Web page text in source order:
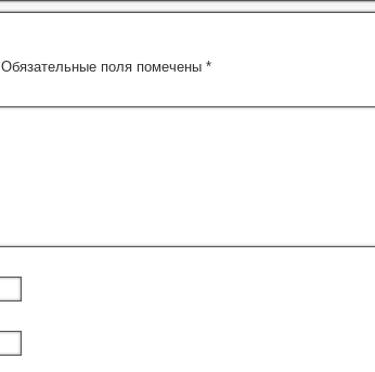
Обязательные поля помечены *